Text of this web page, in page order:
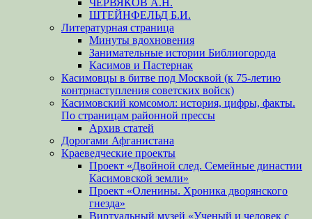
ШТЕЙНФЕЛЬД Б.И.
Литературная страница
Минуты вдохновения
Занимательные истории Библиогорода
Касимов и Пастернак
Касимовцы в битве под Москвой (к 75-летию
контрнаступления советских войск)
Касимовский комсомол: история, цифры, факты.
По страницам районной прессы
Архив статей
Дорогами Афганистана
Краеведческие проекты
Проект «Двойной след. Семейные династии
Касимовской земли»
Проект «Оленины. Хроника дворянского
гнезда»
Виртуальный музей «Ученый и человек с